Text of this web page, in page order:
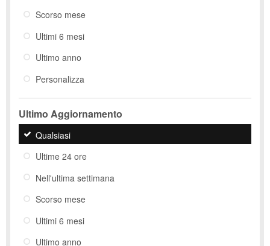
Scorso mese
Ultimi 6 mesi
Ultimo anno
Personalizza
Ultimo Aggiornamento
Qualsiasi
Ultime 24 ore
Nell'ultima settimana
Scorso mese
Ultimi 6 mesi
Ultimo anno